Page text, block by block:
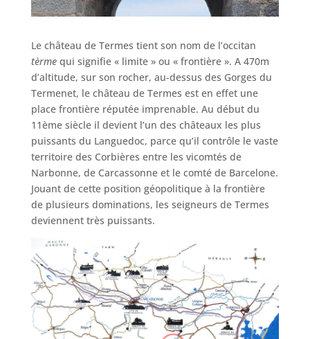
Le château de Termes tient son nom de l’occitan
tèrmequi signifie « limite » ou « frontière ». A 470m
d’altitude, sur son rocher, au-dessus des Gorges du
Termenet, le château de Termes est en effet une
place frontière réputée imprenable. Au début du
11ème siècle il devient l’un des châteaux les plus
puissants du Languedoc, parce qu’il contrôle le vaste
territoire des Corbières entre les vicomtés de
Narbonne, de Carcassonne et le comté de Barcelone.
Jouant de cette position géopolitique à la frontière
de plusieurs dominations, les seigneurs de Termes
deviennent très puissants.